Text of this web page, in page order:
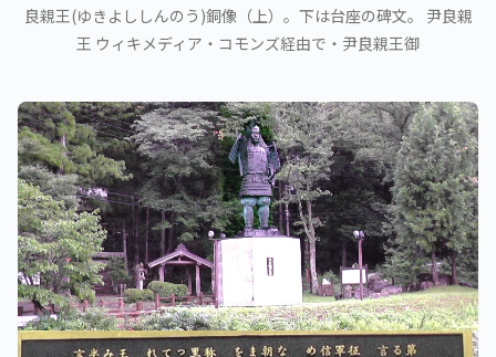
良親王(ゆきよししんのう)銅像（上）。下は台座の碑文。 尹良親
王 ウィキメディア・コモンズ経由で・尹良親王御